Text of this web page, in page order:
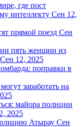
где пост
интеллекту Сен 12,
прямой поезд Сен
пять женщин из
Сен 12, 2025
поправки в
заработать на
майора полиции
2025
Атырау Сен